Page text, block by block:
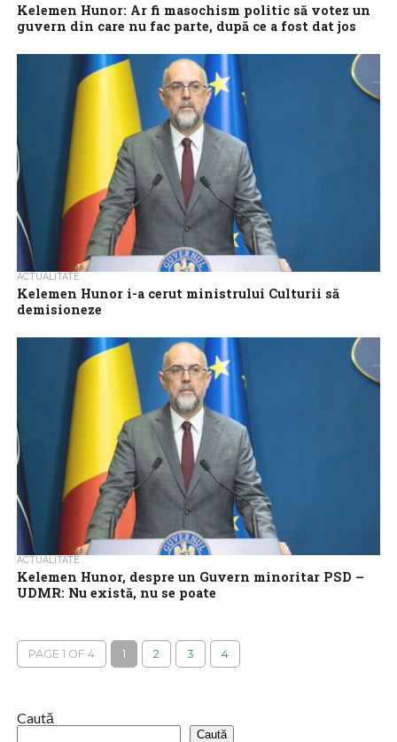
Kelemen Hunor: Ar fi masochism politic să votez un
guvern din care nu fac parte, după ce a fost dat jos
Preşedintele UDMR, Kelemen Hunor, a declarat, marţi seară, că
ar fi ”masochism politic” să voteze un guvern tehnic, din care
formaţiunea pe...
ACTUALITATE
Kelemen Hunor i-a cerut ministrului Culturii să
demisioneze
ministrului Culturii, Demeter Andras Istvan, să demisioneze și
să-și ceară scuze în...
ACTUALITATE
Kelemen Hunor, despre un Guvern minoritar PSD –
UDMR: Nu există, nu se poate
facă parte UDMR,...
PAGE 1 OF 4 1 2 3 4
Caută
Caută